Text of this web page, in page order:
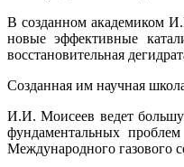
В созданном академиком
новые эффективные
восстановительная
Созданная им научная
И.И. Моисеев ведет
фундаментальных
Международного газового